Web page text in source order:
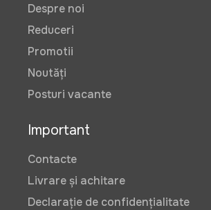
Despre noi
Reduceri
Promotii
Noutăți
Posturi vacante
Important
Contacte
Livrare și achitare
Declarație de confidențialitate